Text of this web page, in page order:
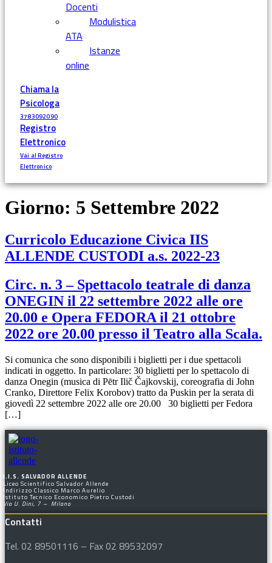
Docenti
Modulistica
ATA
Istanze
online
Chiama la
Psicologa
3783092090
Registro
Elettronico
Vai al Registro
Elettronico
Giorno: 5 Settembre 2022
Curricolo Educazione Civica IIS
ALLENDE CUSTODI a.s. 2022-23
Circ. n. 3 – Spettacolo teatrale di danza
ONEGIN il 22 settembre 2022 alle ore
20.00 e Opera FEDORA il 21 ottobre
2022 ore 20.00 presso il Teatro alla Scala.
Si comunica che sono disponibili i biglietti per i due spettacoli
indicati in oggetto. In particolare: 30 biglietti per lo spettacolo di
danza Onegin (musica di Pētr Ilič Čajkovskij, coreografia di John
Cranko, Direttore Felix Korobov) tratto da Puskin per la serata di
giovedì 22 settembre 2022 alle ore 20.00 30 biglietti per Fedora
[…]
I.I.S. SALVADOR ALLENDE
Liceo Scientifico Salvador Allende
Indirizzo Classico Marco Aurelio
Istituto Tecnico Economico Pietro Custodi
Via U. Dini, 7 – Milano
Contatti
Tel. 02 89501116 – Fax 02 89532097